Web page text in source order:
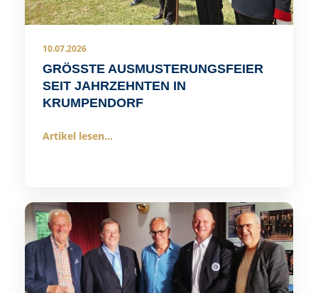
10.07.2026
GRÖSSTE AUSMUSTERUNGSFEIER S
EIT JAHRZEHNTEN IN K
RUMPENDORF
Artikel lesen...